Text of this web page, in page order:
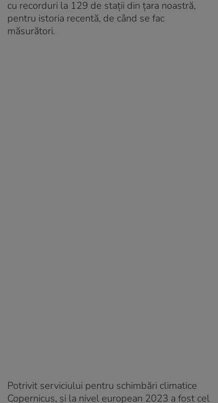
cu recorduri la 129 de stații din țara noastră,
pentru istoria recentă, de când se fac
măsurători.
Potrivit serviciului pentru schimbări climatice
Copernicus, și la nivel european 2023 a fost cel